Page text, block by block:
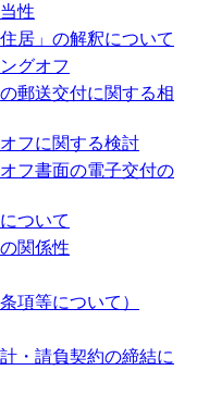
性
居」の解釈について
グオフ
郵送交付に関する相
フに関する検討
フ書面の電子交付の
ついて
関係性
項等について）
・請負契約の締結に